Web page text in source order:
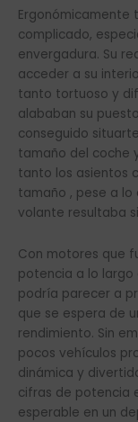
Ergonómicamente
complicado,
envergadura. Su
acceder a su
tanto tortuoso y
alababan su
conseguido
tamaño del coche
tanto los asientos
tamaño , pese a lo
volante resultaba
Con motores que
potencia a lo largo
podría parecer a
que se espera de
rendimiento. Sin
pocos vehículos
dinámica y
cifras de potencia
esperable en un